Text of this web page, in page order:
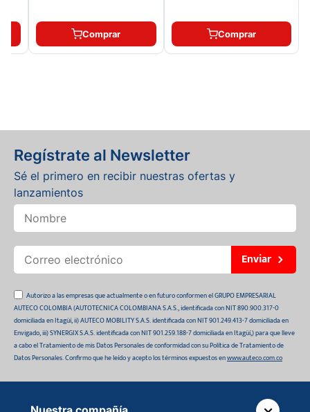
Comprar Comprar
Regístrate al Newsletter
Sé el primero en recibir nuestras ofertas y
lanzamientos
Enviar
Autorizo a las empresas que actualmente o en futuro conformen el GRUPO EMPRESARIAL
AUTECO COLOMBIA (AUTOTECNICA COLOMBIANA S.A.S., identificada con NIT 890.900.317-0
domiciliada en Itagüí, ii) AUTECO MOBILITY S.A.S. identificada con NIT 901.249.413-7 domiciliada en
Envigado, iii) SYNERGIX S.A.S. identificada con NIT 901.259.188-7 domiciliada en Itagüí,) para que lleve
a cabo el Tratamiento de mis Datos Personales de conformidad con su Política de Tratamiento de
Datos Personales. Confirmo que he leído y acepto los términos expuestos enwww.auteco.com.co